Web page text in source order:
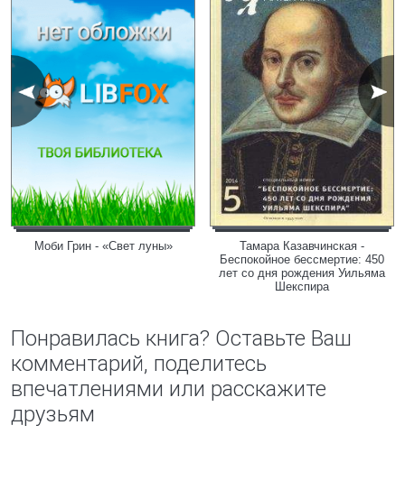
Моби Грин - «Свет луны»
Тамара Казавчинская -
Беспокойное бессмертие: 450
лет со дня рождения Уильяма
Шекспира
Понравилась книга? Оставьте Ваш
комментарий, поделитесь
впечатлениями или расскажите
друзьям